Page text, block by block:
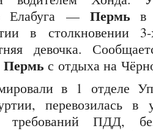
Елабуга — Пермь в
в столкновении
девочка.
Пермь с отдыха на
в 1 отделе
перевозилась в
требований ПДД,